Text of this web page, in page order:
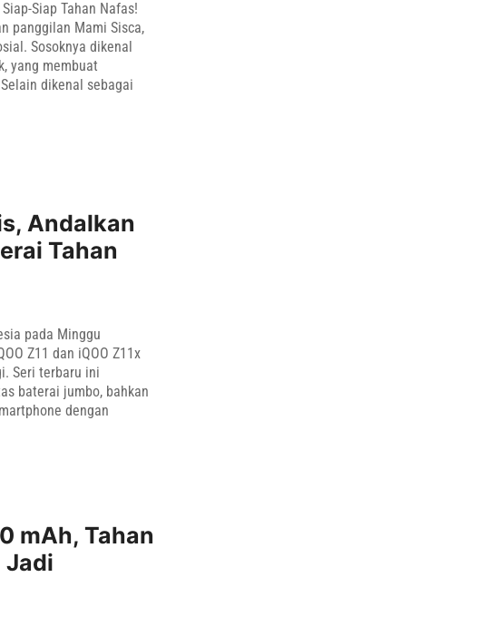
Siap Tahan Nafas!
panggilan Mami Sisca,
Sosoknya dikenal
yang membuat
dikenal sebagai
Andalkan
Tahan
pada Minggu
Z11 dan iQOO Z11x
Seri terbaru ini
baterai jumbo, bahkan
dengan
mAh, Tahan
Jadi